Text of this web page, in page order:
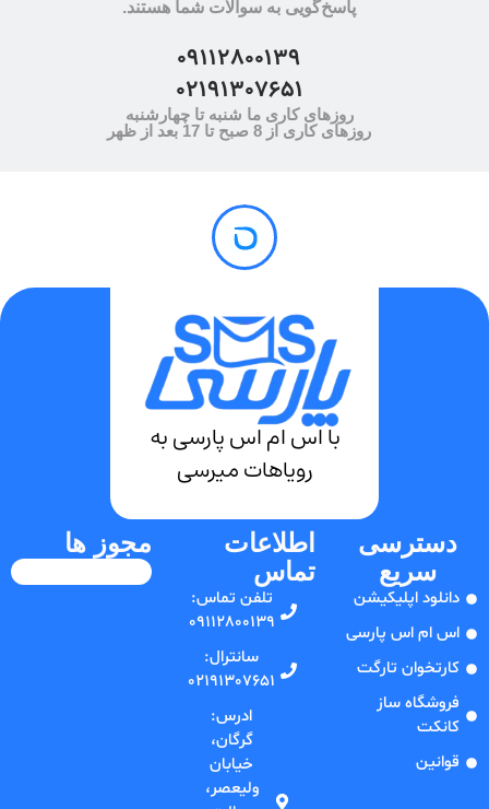
پاسخ‌گویی به سوالات شما هستند.
09112800139
02191307651
روزهای کاری ما شنبه تا چهارشنبه
روزهای کاری از 8 صبح تا 17 بعد از ظهر
با اس ام اس پارسی به
رویاهات میرسی
دسترسی
سریع
دانلود اپلیکیشن
اس ام اس پارسی
کارتخوان تارگت
فروشگاه ساز
کانکت
قوانین
اطلاعات
تماس
تلفن‌ تماس:
09112800139
سانترال:
02191307651
ادرس:
گرگان،
خیابان
ولیعصر،
مجوز ها